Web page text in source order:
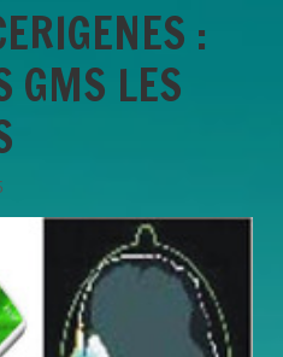
:
GMS LES